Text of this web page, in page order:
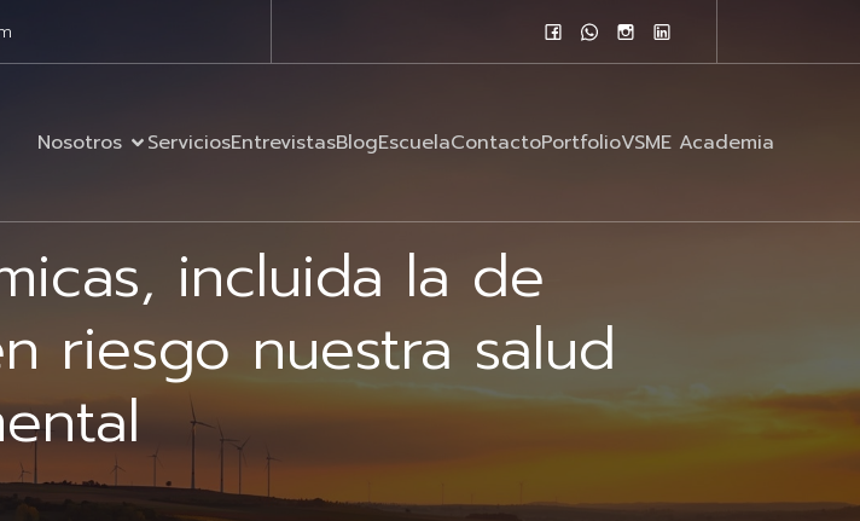
Nosotros ServiciosEntrevistasBlogEscuelaContactoPortfolioVSME Academia
incluida la de
riesgo nuestra salud